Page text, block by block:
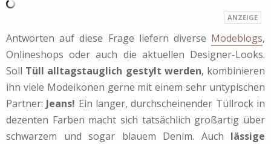
Antworten auf diese Frage liefern diverse Modeblogs,
Onlineshops oder auch die aktuellen Designer-Looks.
Soll Tüll alltagstauglich gestylt werden, kombinieren
ihn viele Modeikonen gerne mit einem sehr untypischen
Partner: Jeans! Ein langer, durchscheinender Tüllrock in
dezenten Farben macht sich tatsächlich großartig über
schwarzem und sogar blauem Denim. Auch lässige